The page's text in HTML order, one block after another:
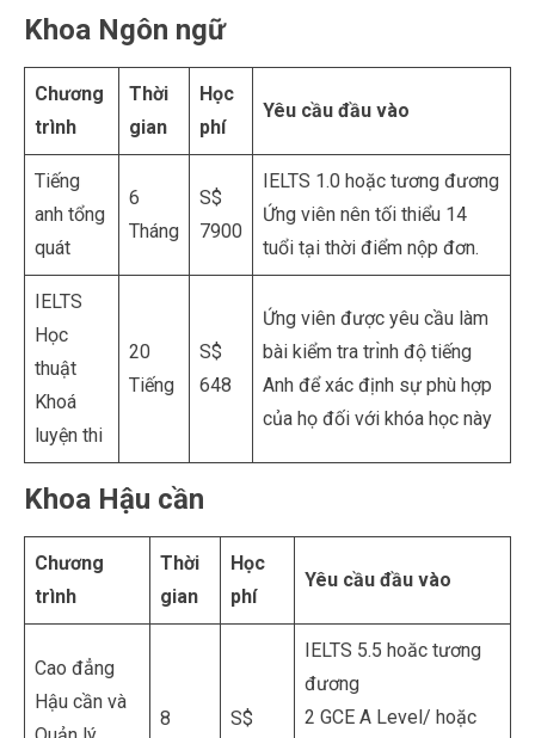
Khoa Ngôn ngữ
Chương
trình
Thời
gian
Học
phí
Yêu cầu đầu vào
Tiếng
anh tổng
quát
6
Tháng
S$
7900
IELTS 1.0 hoặc tương đương
Ứng viên nên tối thiểu 14
tuổi tại thời điểm nộp đơn.
IELTS
Học
thuật
Khoá
luyện thi
20
Tiếng
S$
648
Ứng viên được yêu cầu làm
bài kiểm tra trı̀nh độ tiếng
Anh để xác định sự phù hợp
của họ đối với khóa học này
Khoa Hậu cần
Chương
trình
Thời
gian
Học
phí
Yêu cầu đầu vào
Cao đẳng
Hậu cần và
8
S$
IELTS 5.5 hoăc tương
đương
2 GCE A Level/ hoặc